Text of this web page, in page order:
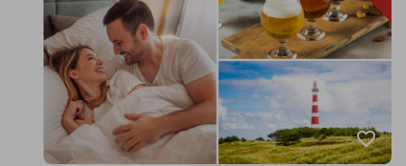
favorite_border